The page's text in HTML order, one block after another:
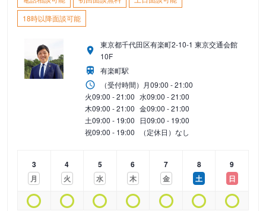
18時以降面談可能
東京都千代田区有楽町2-10-1 東京交通会館
10F
有楽町駅
（受付時間） 月09:00 - 21:00
火09:00 - 21:00 水09:00 - 21:00
木09:00 - 21:00 金09:00 - 21:00
土09:00 - 19:00 日09:00 - 19:00
祝09:00 - 19:00 （定休日）なし
3
月
4
火
5
水
6
木
7
金
8
土
9
日